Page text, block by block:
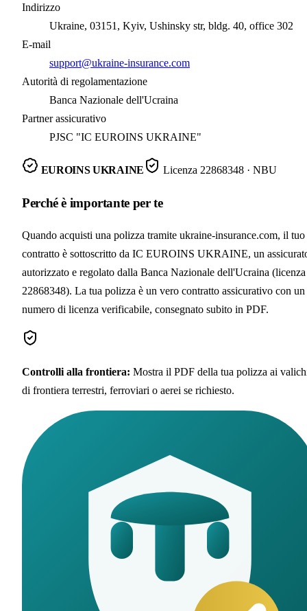
Indirizzo
Ukraine, 03151, Kyiv, Ushinsky str, bldg. 40, office 302
E-mail
support@ukraine-insurance.com
Autorità di regolamentazione
Banca Nazionale dell'Ucraina
Partner assicurativo
PJSC "IC EUROINS UKRAINE"
EUROINS UKRAINE Licenza 22868348· NBU
Perché è importante per te
Quando acquisti una polizza tramite ukraine-insurance.com, il tuo
contratto è sottoscritto da IC EUROINS UKRAINE, un
autorizzato e regolato dalla Banca Nazionale dell'Ucraina (licenza
22868348). La tua polizza è un vero contratto assicurativo con un
numero di licenza verificabile, consegnato subito in PDF.
Controlli alla frontiera: Mostra il PDF della tua polizza ai
di frontiera terrestri, ferroviari o aerei se richiesto.